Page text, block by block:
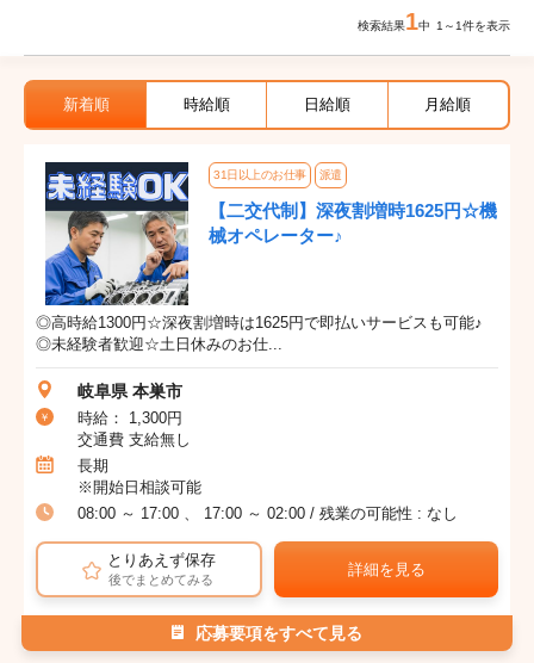
検索結果1中 1～1件を表示
新着順 時給順 日給順 月給順
31日以上のお仕事 派遣
【二交代制】深夜割増時1625円☆機
械オペレーター♪
◎高時給1300円☆深夜割増時は1625円で即払いサービスも可能♪
◎未経験者歓迎☆土日休みのお仕...
岐阜県 本巣市
時給： 1,300円
交通費 支給無し
長期
※開始日相談可能
08:00 ～ 17:00 、 17:00 ～ 02:00 / 残業の可能性 : なし
とりあえず保存
後でまとめてみる
詳細を見る
応募要項をすべて見る